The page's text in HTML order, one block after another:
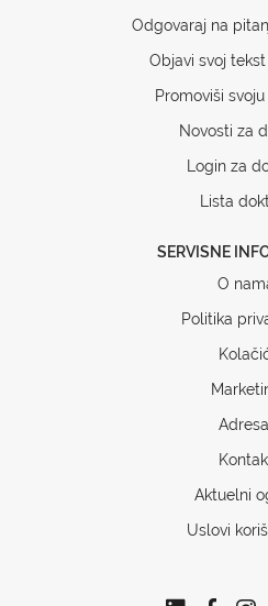
Odgovaraj na
Objavi svoj
Promoviši
Novosti za
Login za
Lista
SERVISNE
O
Politika
Aktuelni
Uslovi